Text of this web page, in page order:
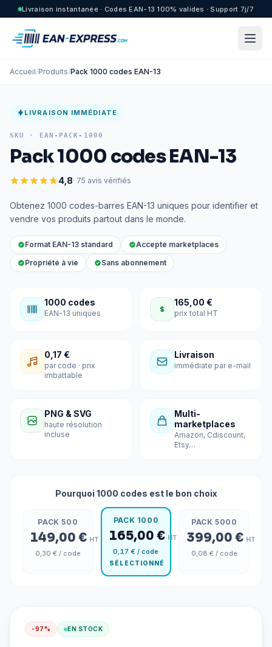
Livraison instantanée · Codes EAN-13 100% valides · Support 7j/7
Accueil/Produits/Pack 1000 codes EAN-13
LIVRAISON IMMÉDIATE
SKU · EAN-PACK-1000
Pack 1000 codes EAN-13
4,8· 75 avis vérifiés
Obtenez 1000 codes-barres EAN-13 uniques pour identifier et
vendre vos produits partout dans le monde.
Format EAN-13 standard
Accepté marketplaces
Propriété à vie
Sans abonnement
1000 codes
EAN-13 uniques
165,00 €
prix total HT
0,17 €
par code · prix
imbattable
Livraison
immédiate par e-mail
PNG & SVG
haute résolution
incluse
Multi-
marketplaces
Amazon, Cdiscount,
Etsy…
Pourquoi 1000 codes est le bon choix
PACK 500
149,00 € HT
0,30 € / code
PACK 1000
165,00 € HT
0,17 € / code
SÉLECTIONNÉ
PACK 5000
399,00 € HT
0,08 € / code
-97% EN STOCK